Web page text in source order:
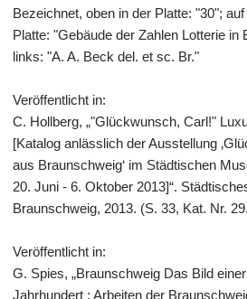
Bezeichnet, oben in der Platte: "30";
Platte: "Gebäude der Zahlen Lotterie in
links: "A. A. Beck del. et sc. Br."
Veröffentlicht in:
C. Hollberg, „"Glückwunsch, Carl!"
[Katalog anlässlich der Ausstellung
aus Braunschweig‘ im Städtischen
20. Juni - 6. Oktober 2013]“.
Braunschweig, 2013. (S. 33, Kat. Nr.
Veröffentlicht in:
G. Spies, „Braunschweig Das Bild
Jahrhundert ; Arbeiten der